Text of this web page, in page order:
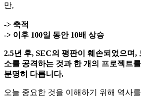
만,
-> 축적
-> 이후 100일 동안 10배 상승
2.5년 후, SEC의 평판이 훼손되었으며,
소를 공격하는 것과 한 개의 프로젝트
분명히 다릅니다.
오늘 중요한 것을 이해하기 위해 역사